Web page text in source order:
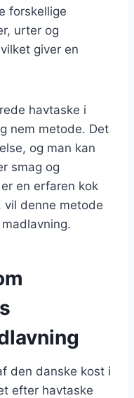
forskellige
urter og
giver en
havtaske i
nem metode. Det
og man kan
smag og
en erfaren kok
vil denne metode
den danske kost i
efter havtaske